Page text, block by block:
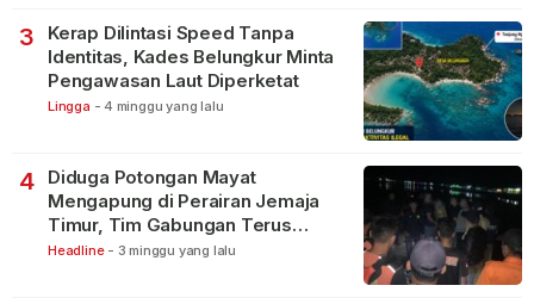
3
Kerap Dilintasi Speed Tanpa
Identitas, Kades Belungkur Minta
Pengawasan Laut Diperketat
Lingga - 4 minggu yang lalu
4
Diduga Potongan Mayat
Mengapung di Perairan Jemaja
Timur, Tim Gabungan Terus
Lakukan Pencarian
Headline - 3 minggu yang lalu